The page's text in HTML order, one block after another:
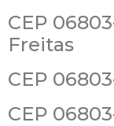
CEP
Freitas
CEP
CEP